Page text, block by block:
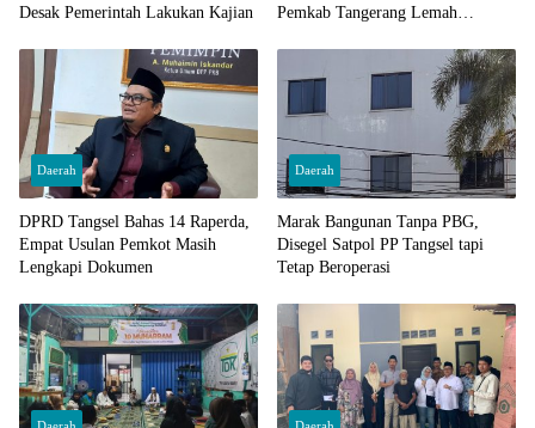
Desak Pemerintah Lakukan Kajian
Pemkab Tangerang Lemah
Daerah
DPRD Tangsel Bahas 14 Raperda,
Empat Usulan Pemkot Masih
Lengkapi Dokumen
Daerah
Marak Bangunan Tanpa PBG,
Disegel Satpol PP Tangsel tapi
Tetap Beroperasi